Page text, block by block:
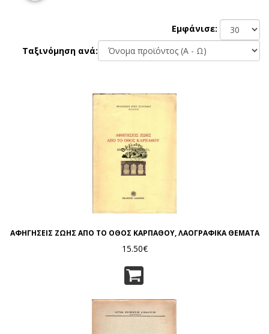
Εμφάνισε:
Ταξινόμηση ανά:
ΑΦΗΓΗΣΕΙΣ ΖΩΗΣ ΑΠΟ ΤΟ ΟΘΟΣ ΚΑΡΠΑΘΟΥ, ΛΑΟΓΡΑΦΙΚΑ ΘΕΜΑΤΑ
15.50€